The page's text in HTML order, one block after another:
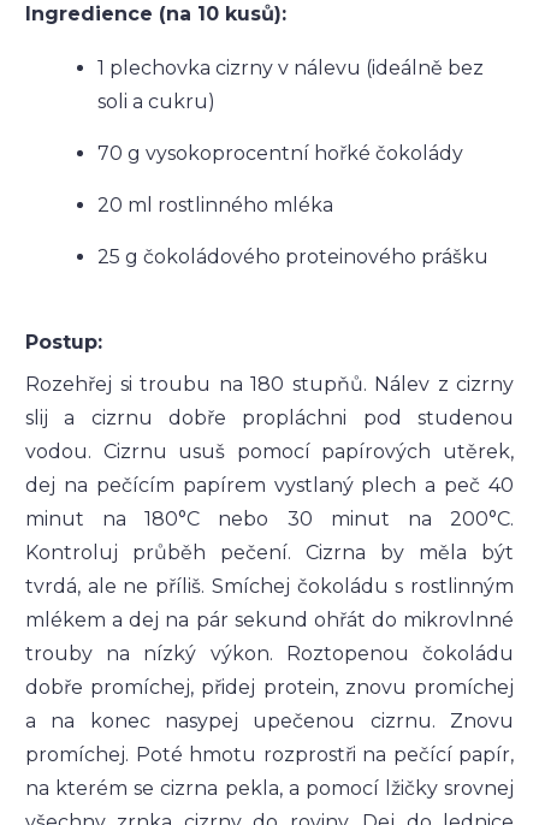
Ingredience (na 10 kusů):
1 plechovka cizrny v nálevu (ideálně bez
soli a cukru)
70 g vysokoprocentní hořké čokolády
20 ml rostlinného mléka
25 g čokoládového proteinového prášku
Postup:
Rozehřej si troubu na 180 stupňů. Nálev z cizrny
slij a cizrnu dobře propláchni pod studenou
vodou. Cizrnu usuš pomocí papírových utěrek,
dej na pečícím papírem vystlaný plech a peč 40
minut na 180°C nebo 30 minut na 200°C.
Kontroluj průběh pečení. Cizrna by měla být
tvrdá, ale ne příliš. Smíchej čokoládu s rostlinným
mlékem a dej na pár sekund ohřát do mikrovlnné
trouby na nízký výkon. Roztopenou čokoládu
dobře promíchej, přidej protein, znovu promíchej
a na konec nasypej upečenou cizrnu. Znovu
promíchej. Poté hmotu rozprostři na pečící papír,
na kterém se cizrna pekla, a pomocí lžičky srovnej